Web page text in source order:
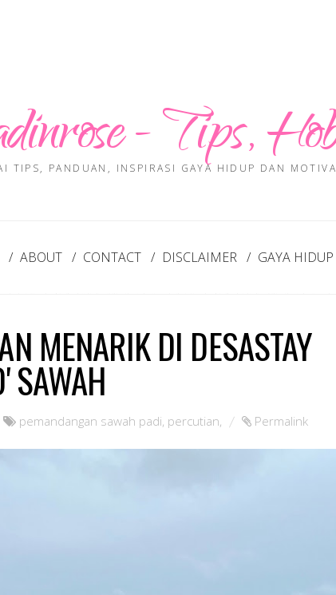
- Tips,
TIPS, PANDUAN, INSPIRASI GAYA HIDUP DAN
ABOUT CONTACT DISCLAIMER GAYA HIDUP
MENARIK DI DESASTAY
SAWAH
pemandangan sawah padi, percutian, Permalink